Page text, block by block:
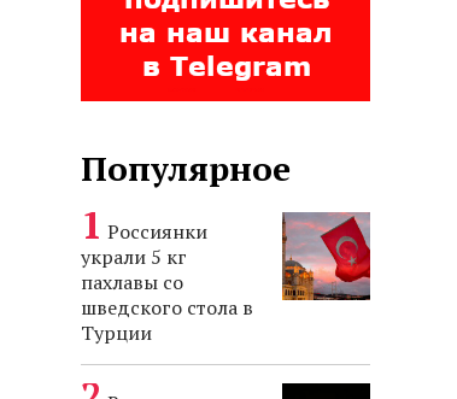
Популярное
Россиянки
украли 5 кг
пахлавы со
шведского стола в
Турции